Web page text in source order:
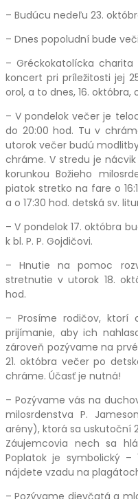
– Budúcu nedeľu 23.
– Dnes popoludní bude
– Gréckokatolícka
koncert pri príležitosti jej
orol, a to dnes, 16. októbra,
– V pondelok večer je
do 20:00 hod. Tu v
utorok večer budú
chráme. V stredu je
korunkou Božieho
piatok stretko na fare o
a o 17:30 hod. detská sv.
– V pondelok 17. októbra
k bl. P. P. Gojdičovi.
– Hnutie na pomoc
stretnutie v utorok 18.
hod.
– Prosíme rodičov,
prijímanie, aby ich
zároveň pozývame na
21. októbra večer po
chráme. Účasť je nutná!
– Pozývame vás na
milosrdenstva P.
arény), ktorá sa uskutoční
Záujemcovia nech sa
Poplatok je symbolický
nájdete vzadu na